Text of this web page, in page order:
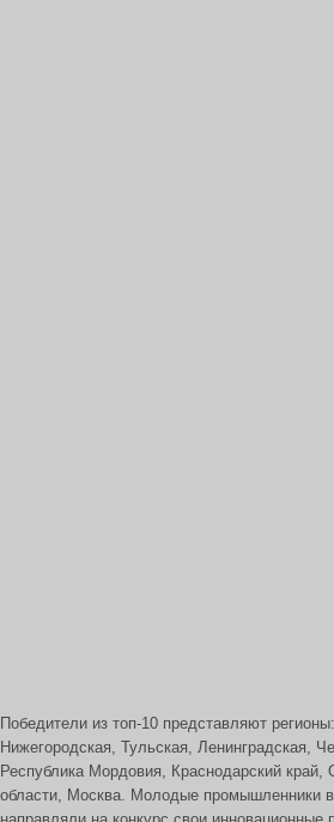
Победители из топ-10 представляют
Нижегородская, Тульская, Ленинградская,
Республика Мордовия, Краснодарский край,
области, Москва. Молодые промышленники в